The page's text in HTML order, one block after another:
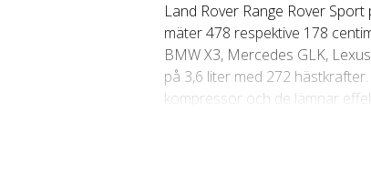
Populära märkenVolvo, Audi,Mercedes,
År till
Land Rover Range Rover
mäter 478 respektive 178
BMW X3, Mercedes GLK,
på 3,6 liter med 272
kompressor och de lämnar